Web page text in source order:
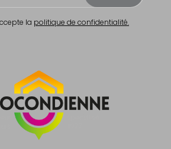
la politique de confidentialité.